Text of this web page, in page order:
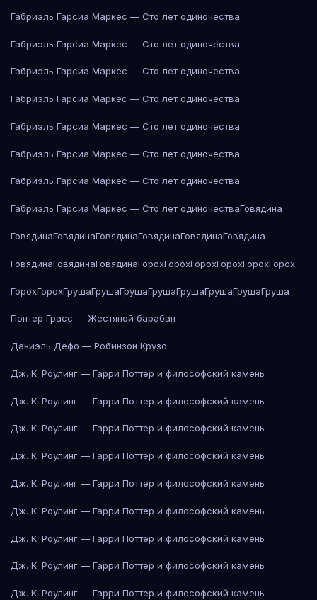
Габриэль Гарсиа Маркес — Сто лет одиночества
Габриэль Гарсиа Маркес — Сто лет одиночества
Габриэль Гарсиа Маркес — Сто лет одиночества
Габриэль Гарсиа Маркес — Сто лет одиночества
Габриэль Гарсиа Маркес — Сто лет одиночества
Габриэль Гарсиа Маркес — Сто лет одиночества
Габриэль Гарсиа Маркес — Сто лет одиночества
Габриэль Гарсиа Маркес — Сто лет одиночестваГовядина
ГовядинаГовядинаГовядинаГовядинаГовядинаГовядина
ГовядинаГовядинаГовядинаГорохГорохГорохГорохГорохГорох
ГорохГорохГрушаГрушаГрушаГрушаГрушаГрушаГрушаГруша
Гюнтер Грасс — Жестяной барабан
Даниэль Дефо — Робинзон Крузо
Дж. К. Роулинг — Гарри Поттер и философский камень
Дж. К. Роулинг — Гарри Поттер и философский камень
Дж. К. Роулинг — Гарри Поттер и философский камень
Дж. К. Роулинг — Гарри Поттер и философский камень
Дж. К. Роулинг — Гарри Поттер и философский камень
Дж. К. Роулинг — Гарри Поттер и философский камень
Дж. К. Роулинг — Гарри Поттер и философский камень
Дж. К. Роулинг — Гарри Поттер и философский камень
Дж. К. Роулинг — Гарри Поттер и философский камень